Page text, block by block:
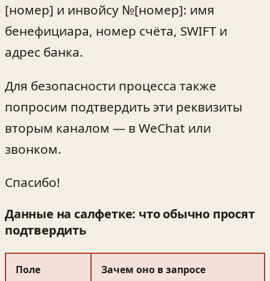
[номер] и инвойсу №[номер]: имя
бенефициара, номер счёта, SWIFT и
адрес банка.
Для безопасности процесса также
попросим подтвердить эти реквизиты
вторым каналом — в WeChat или
звонком.
Спасибо!
Данные на салфетке: что обычно просят
подтвердить
Поле Зачем оно в запросе